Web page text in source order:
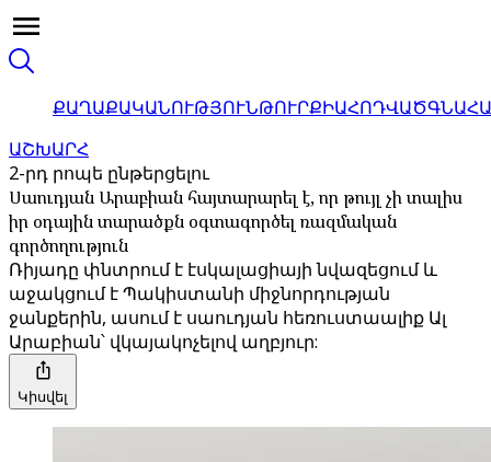
ՔԱՂԱՔԱԿԱՆՈՒԹՅՈՒՆԹՈՒՐՔԻԱՀՈԴՎԱԾ
ԱՇԽԱՐՀ
2-րդ րոպե ընթերցելու
Սաուդյան Արաբիան հայտարարել է, որ թույլ չի տալիս
իր օդային տարածքն օգտագործել ռազմական
գործողություն
Ռիյադը փնտրում է էսկալացիայի նվազեցում և
աջակցում է Պակիստանի միջնորդության
ջանքերին, ասում է սաուդյան հեռուստաալիք Ալ
Արաբիան՝ վկայակոչելով աղբյուր:
Կիսվել